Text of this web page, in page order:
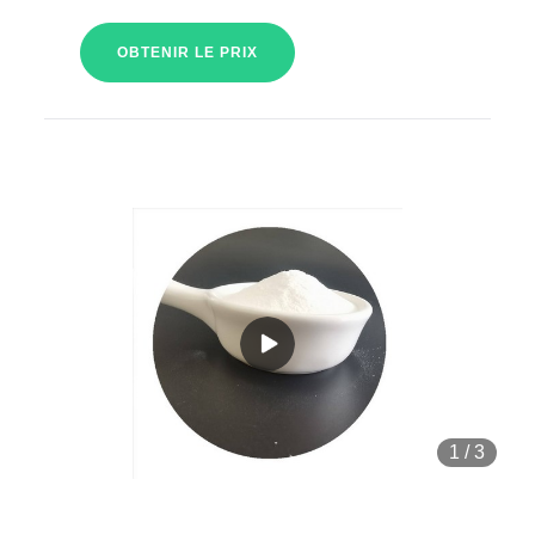
OBTENIR LE PRIX
1 /3